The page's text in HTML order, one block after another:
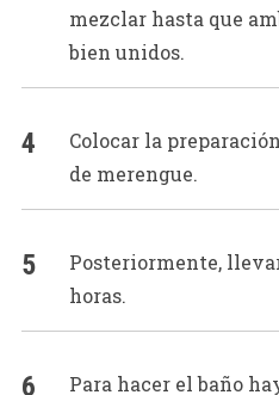
mezclar hasta que
bien unidos.
Colocar la
de merengue.
Posteriormente,
horas.
Para hacer el baño